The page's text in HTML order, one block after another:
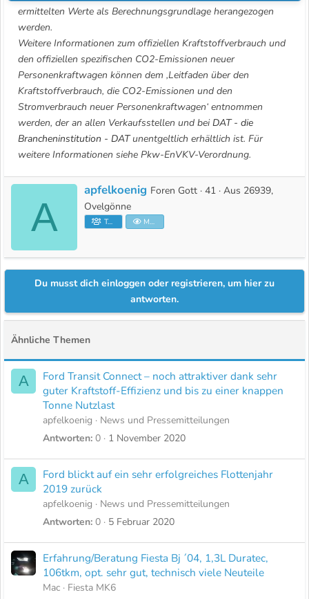
ermittelten Werte als Berechnungsgrundlage herangezogen
werden.
Weitere Informationen zum offiziellen Kraftstoffverbrauch und
den offiziellen spezifischen CO2-Emissionen neuer
Personenkraftwagen können dem ‚Leitfaden über den
Kraftstoffverbrauch, die CO2-Emissionen und den
Stromverbrauch neuer Personenkraftwagen‘ entnommen
werden, der an allen Verkaufsstellen und beiDAT - die
Brancheninstitution - DATunentgeltlich erhältlich ist. Für
weitere Informationen siehe Pkw-EnVKV-Verordnung.
A
G
e
r
i
b
v
o
n
apfelkoenig Foren Gott · 41 · Aus 26939,
Ovelgönne
Teammitglied Moderator
Du musst dich einloggen oder registrieren, um hier zu
antworten.
Ähnliche Themen
A
Ford Transit Connect – noch attraktiver dank sehr
guter Kraftstoff-Effizienz und bis zu einer knappen
Tonne Nutzlast
apfelkoenig
News und Pressemitteilungen
Antworten 0 1 November 2020
A
Ford blickt auf ein sehr erfolgreiches Flottenjahr
2019 zurück
apfelkoenig
News und Pressemitteilungen
Antworten 0 5 Februar 2020
Erfahrung/Beratung Fiesta Bj ´04, 1,3L Duratec,
106tkm, opt. sehr gut, technisch viele Neuteile
Mac
Fiesta MK6